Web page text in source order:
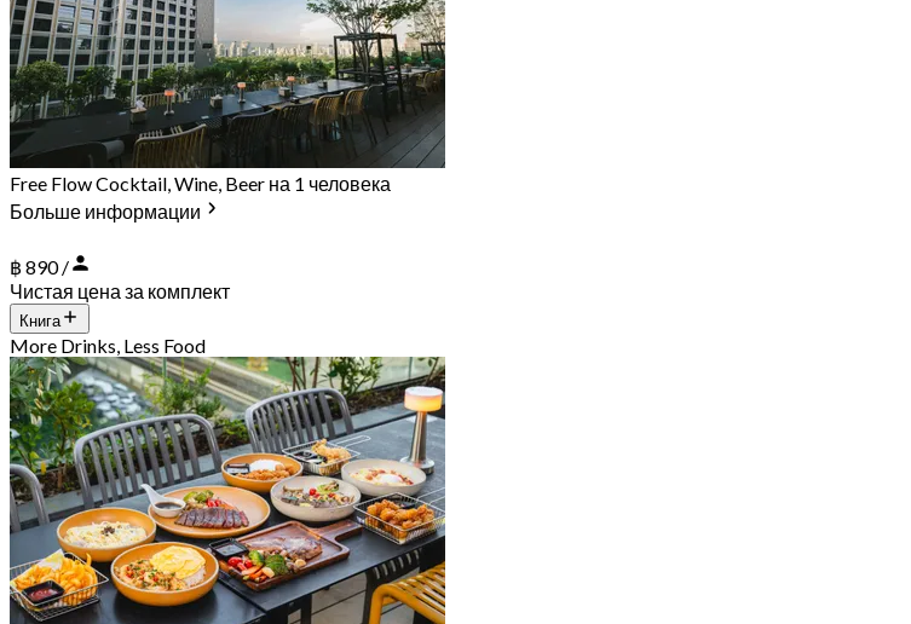
Free Flow Cocktail, Wine, Beer на 1 человека
Больше информации
฿ 890 /
Чистая цена за комплект
Книга
More Drinks, Less Food